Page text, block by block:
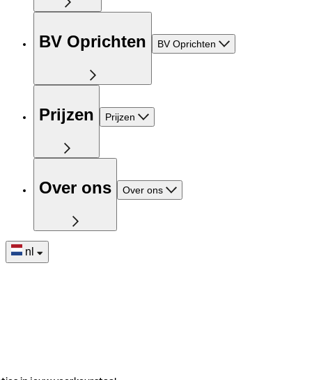
BV Oprichten BV Oprichten
Prijzen Prijzen
Over ons Over ons
nl